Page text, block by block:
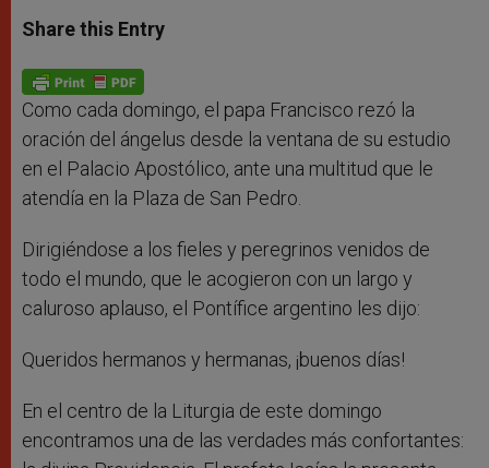
t
s
p
p
s
e
g
e
r
e
b
o
k
Share this Entry
Como cada domingo, el papa Francisco rezó la
oración del ángelus desde la ventana de su estudio
en el Palacio Apostólico, ante una multitud que le
atendía en la Plaza de San Pedro.
Dirigiéndose a los fieles y peregrinos venidos de
todo el mundo, que le acogieron con un largo y
caluroso aplauso, el Pontífice argentino les dijo:
Queridos hermanos y hermanas, ¡buenos días!
En el centro de la Liturgia de este domingo
encontramos una de las verdades más confortantes: